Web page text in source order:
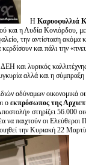
Η Καρυοφυλλιά
και η Λυδία Κονιόρδου,
την αντίσταση
και πάλι την
και λυρικός
αλλά και η σύμπραξη
αδύναμων οικονομικά
ο εκπρόσωπος της
στηρίζει 56.000
παιχτούν οι Ελεύθεροι
την Κυριακή 22